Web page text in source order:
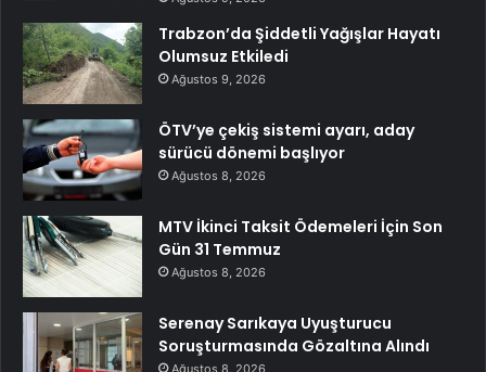
Trabzon’da Şiddetli Yağışlar Hayatı
Olumsuz Etkiledi
Ağustos 9, 2026
ÖTV’ye çekiş sistemi ayarı, aday
sürücü dönemi başlıyor
Ağustos 8, 2026
MTV İkinci Taksit Ödemeleri İçin Son
Gün 31 Temmuz
Ağustos 8, 2026
Serenay Sarıkaya Uyuşturucu
Soruşturmasında Gözaltına Alındı
Ağustos 8, 2026